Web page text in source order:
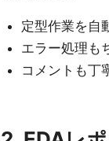
定型作業を自
エラー処理も
コメントも丁